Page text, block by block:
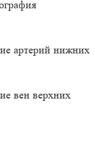
артерий нижних
вен верхних